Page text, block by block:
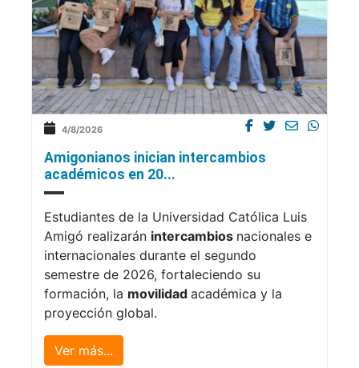
4/8/2026
Amigonianos inician intercambios
académicos en 20...
Estudiantes de la Universidad Católica Luis
Amigó realizarán intercambios nacionales e
internacionales durante el segundo
semestre de 2026, fortaleciendo su
formación, la movilidad académica y la
proyección global.
Ver más...